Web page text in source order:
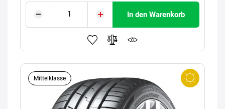
In den Warenkorb
Mittelklasse